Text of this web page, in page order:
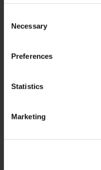
Selection
Necessary
Preferences
Statistics
Marketing
Kneeboarding
Leisure